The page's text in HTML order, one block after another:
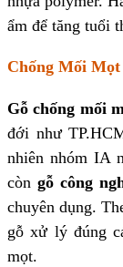
ẩm để tăng tuổi
Chống Mối Mọt
Gỗ chống mối
đới như
nhiên nhóm IA
còn gỗ công
chuyên dụng.
gỗ xử lý đúng
mọt.